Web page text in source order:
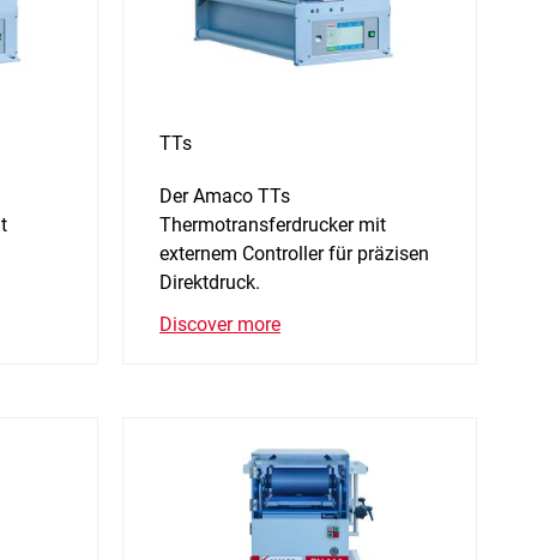
TTs
Der Amaco TTs
Thermotransferdrucker mit
externem Controller für präzisen
Direktdruck.
Discover more